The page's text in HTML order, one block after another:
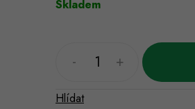
Skladem
Hlídat